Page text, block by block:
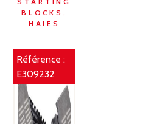
BLOCKS,
HAIES
Référence :
E309232